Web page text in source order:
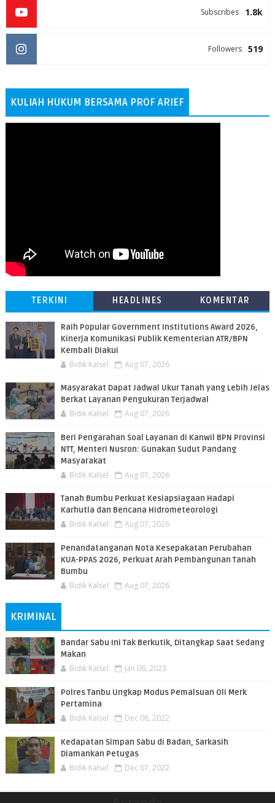
1.8k
Subscribes
519
Followers
KULIAH HUKUM BERSAMA PROF ARIEF
TERKINI HEADLINES KOMENTAR
Raih Popular Government Institutions Award 2026,
Kinerja Komunikasi Publik Kementerian ATR/BPN
Kembali Diakui
Bidik Kalsel Aug 07, 2026
Masyarakat Dapat Jadwal Ukur Tanah yang Lebih Jelas
Berkat Layanan Pengukuran Terjadwal
Bidik Kalsel Aug 07, 2026
Beri Pengarahan Soal Layanan di Kanwil BPN Provinsi
NTT, Menteri Nusron: Gunakan Sudut Pandang
Masyarakat
Bidik Kalsel Aug 07, 2026
Tanah Bumbu Perkuat Kesiapsiagaan Hadapi
Karhutla dan Bencana Hidrometeorologi
Bidik Kalsel Aug 07, 2026
Penandatanganan Nota Kesepakatan Perubahan
KUA-PPAS 2026, Perkuat Arah Pembangunan Tanah
Bumbu
Bidik Kalsel Aug 07, 2026
KRIMINAL
Bandar Sabu Ini Tak Berkutik, Ditangkap Saat Sedang
Makan
Bidik Kalsel Jan 06, 2023
Polres Tanbu Ungkap Modus Pemalsuan Oli Merk
Pertamina
Bidik Kalsel Dec 08, 2022
Kedapatan Simpan Sabu di Badan, Sarkasih
Diamankan Petugas
Bidik Kalsel Dec 07, 2022